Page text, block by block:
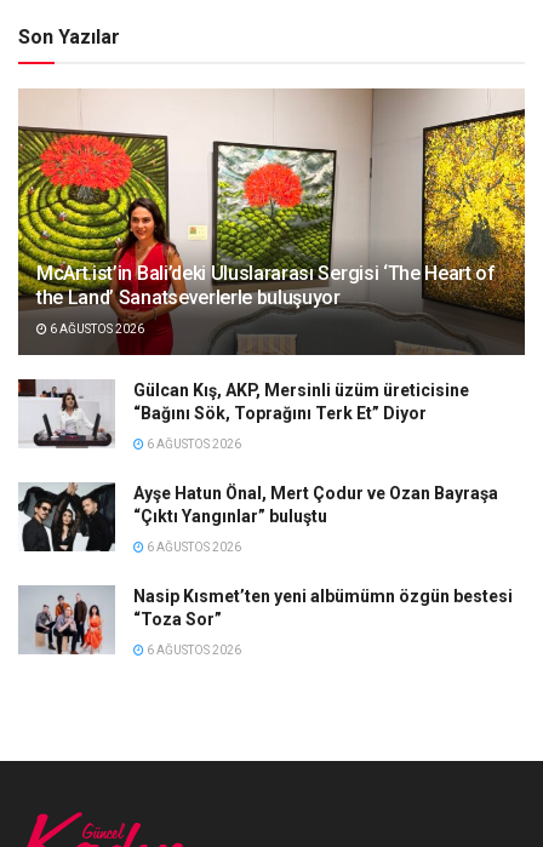
Son Yazılar
McArt.ist’in Bali’deki Uluslararası Sergisi ‘The Heart of
the Land’ Sanatseverlerle buluşuyor
6 AĞUSTOS 2026
Gülcan Kış, AKP, Mersinli üzüm üreticisine
“Bağını Sök, Toprağını Terk Et” Diyor
6 AĞUSTOS 2026
Ayşe Hatun Önal, Mert Çodur ve Ozan Bayraşa
“Çıktı Yangınlar” buluştu
6 AĞUSTOS 2026
Nasip Kısmet’ten yeni albümümn özgün bestesi
“Toza Sor”
6 AĞUSTOS 2026